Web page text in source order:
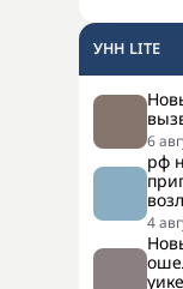
УНН LITE
6
рф
4